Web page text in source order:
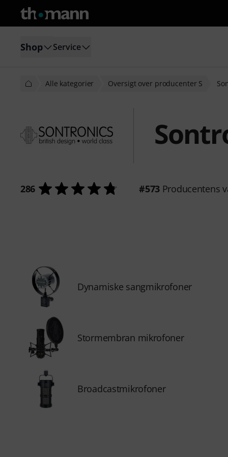
Shop Service
Alle kategorier Oversigt over producenter S
286 #573Producentens
Dynamiske sangmikrofoner
Stormembran mikrofoner
Broadcastmikrofoner